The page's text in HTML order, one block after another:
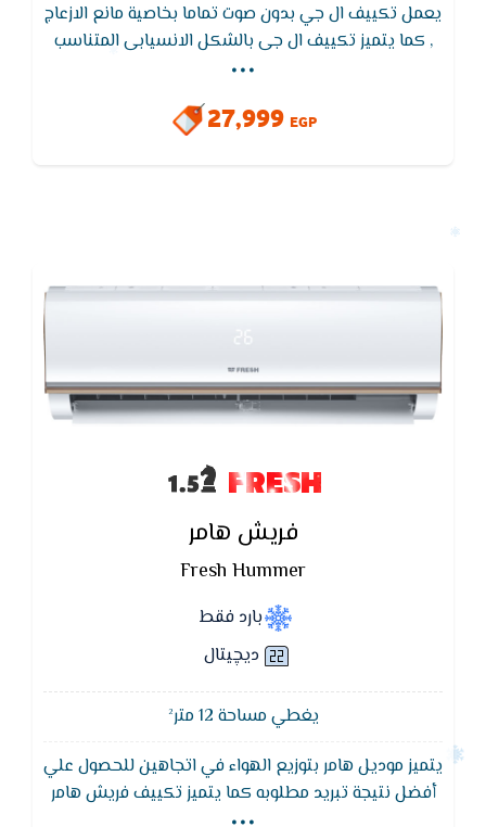
يعمل تكييف ال جي بدون صوت تماما بخاصية مانع الازعاج
, كما يتميز تكييف ال جى بالشكل الانسيابى المتناسب
مع جميع الديكورات المختلفه التى تضيف للمكان لمسه
من الجمال ,يتميز بفلاتر منقية للاتربة لتنقية الهواء
...
27,999 EGP
FRESH
فريش هامر
Fresh Hummer
بارد فقط
ديچيتال
يغطي مساحة 12 متر²
يتميز موديل هامر بتوزيع الهواء في اتجاهين للحصول علي
أفضل نتيجة تبريد مطلوبه كما يتميز تكييف فريش هامر
بضمان 5 سنوات من مصنع فريش,خاصية التشغيل
...